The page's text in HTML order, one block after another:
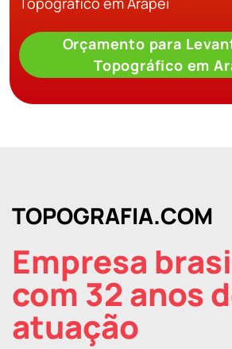
Orçamento para
Topográfico em
TOPOGRAFIA.COM
Empresa
com 32 anos
atuação